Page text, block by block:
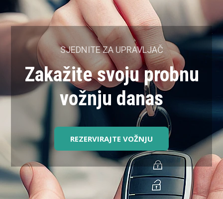
SJEDNITE ZA UPRAVLJAČ
Zakažite svoju probnu
vožnju danas
REZERVIRAJTE VOŽNJU